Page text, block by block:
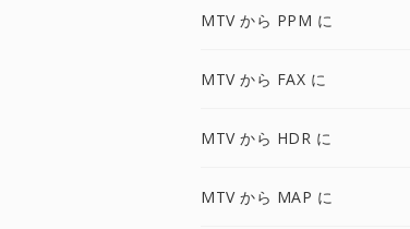
MTV から PPM に
MTV から FAX に
MTV から HDR に
MTV から MAP に